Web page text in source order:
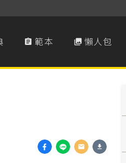
 範本  懶人包